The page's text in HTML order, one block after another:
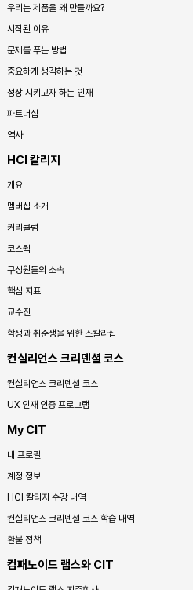
우리는 제품을 왜 만들까요?
시작된 이유
문제를 푸는 방법
중요하게 생각하는 것
성장 시키고자 하는 인재
파트너십
역사
HCI 칼리지
개요
멤버십 소개
커리큘럼
코스웍
구성원들의 소속
핵심 지표
교수진
학생과 취준생을 위한 스칼라십
컨실리언스 크리덴셜 코스
컨실리언스 크리덴셜 코스
UX 인재 인증 프로그램
My CIT
내 프로필
계정 정보
HCI 칼리지 수강 내역
컨실리언스 크리덴셜 코스 학습 내역
환불 정책
컴패노이드 랩스와 CIT